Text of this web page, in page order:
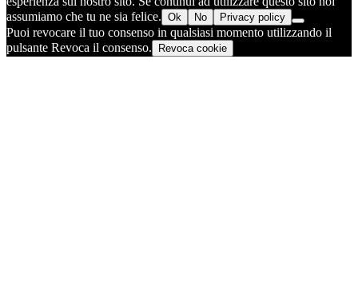
assumiamo che tu ne sia felice. Ok No Privacy policy
Puoi revocare il tuo consenso in qualsiasi momento utilizzando il
pulsante Revoca il consenso.
Revoca cookie